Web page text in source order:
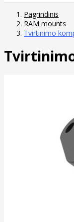
Pagrindinis
RAM mounts
Tvirtinimo